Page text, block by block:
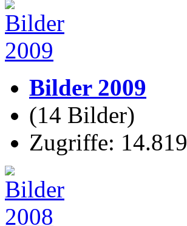
Bilder 2009
(14 Bilder)
Zugriffe: 14.819